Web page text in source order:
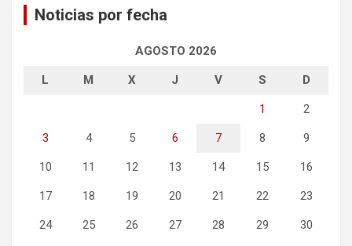
Noticias por fecha
AGOSTO 2026
L M X J V S D
1 2
3 4 5 6 7 8 9
10 11 12 13 14 15 16
17 18 19 20 21 22 23
24 25 26 27 28 29 30